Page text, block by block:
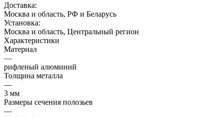
Доставка:
Москва и область, РФ и Беларусь
Установка:
Москва и область, Центральный регион
Характеристики
Материал
—
рифленый алюминий
Толщина металла
—
3 мм
Размеры сечения полозьев
—